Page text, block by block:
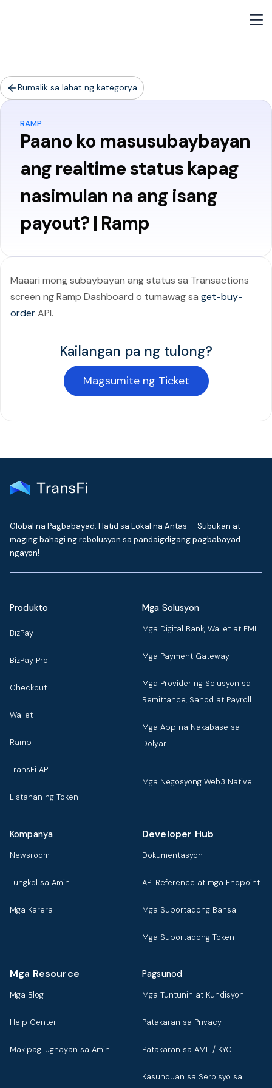
Bumalik sa lahat ng kategorya
RAMP
Paano ko masusubaybayan
ang realtime status kapag
nasimulan na ang isang
payout? | Ramp
Maaari mong subaybayan ang status sa Transactions
screen ng Ramp Dashboard o tumawag sa get-buy-
orderAPI.
Kailangan pa ng tulong?
Magsumite ng Ticket
Global na Pagbabayad. Hatid sa Lokal na Antas — Subukan at
maging bahagi ng rebolusyon sa pandaigdigang pagbabayad
ngayon!
Produkto
BizPay
BizPay Pro
Checkout
Wallet
Ramp
TransFi API
Listahan ng Token
Mga Solusyon
Mga Digital Bank, Wallet at EMI
Mga Payment Gateway
Mga Provider ng Solusyon sa
Remittance, Sahod at Payroll
Mga App na Nakabase sa
Dolyar
Mga Negosyong Web3 Native
Kompanya
Newsroom
Tungkol sa Amin
Mga Karera
Developer Hub
Dokumentasyon
API Reference at mga Endpoint
Mga Suportadong Bansa
Mga Suportadong Token
Mga Resource
Mga Blog
Help Center
Makipag-ugnayan sa Amin
Pagsunod
Mga Tuntunin at Kundisyon
Patakaran sa Privacy
Patakaran sa AML / KYC
Kasunduan sa Serbisyo sa